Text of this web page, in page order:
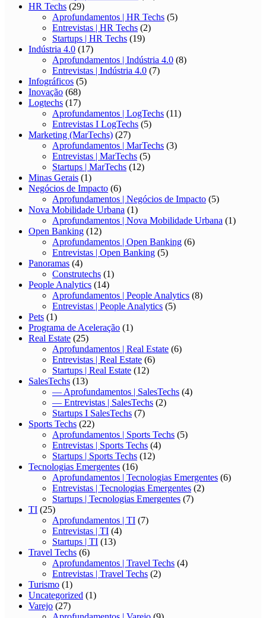
HR Techs (29)
Aprofundamentos | HR Techs (5)
Entrevistas | HR Techs (2)
Startups | HR Techs (19)
Indústria 4.0 (17)
Aprofundamentos | Indústria 4.0 (8)
Entrevistas | Indústria 4.0 (7)
Infográficos (5)
Inovação (68)
Logtechs (17)
Aprofundamentos | LogTechs (11)
Entrevistas I LogTechs (5)
Marketing (MarTechs) (27)
Aprofundamentos | MarTechs (3)
Entrevistas | MarTechs (5)
Startups | MarTechs (12)
Minas Gerais (1)
Negócios de Impacto (6)
Aprofundamentos | Negócios de Impacto (5)
Nova Mobilidade Urbana (1)
Aprofundamentos | Nova Mobilidade Urbana (1)
Open Banking (12)
Aprofundamentos | Open Banking (6)
Entrevistas | Open Banking (5)
Panoramas (4)
Construtechs (1)
People Analytics (14)
Aprofundamentos | People Analytics (8)
Entrevistas | People Analytics (5)
Pets (1)
Programa de Aceleração (1)
Real Estate (25)
Aprofundamentos | Real Estate (6)
Entrevistas | Real Estate (6)
Startups | Real Estate (12)
SalesTechs (13)
— Aprofundamentos | SalesTechs (4)
— Entrevistas | SalesTechs (2)
Startups I SalesTechs (7)
Sports Techs (22)
Aprofundamentos | Sports Techs (5)
Entrevistas | Sports Techs (4)
Startups | Sports Techs (12)
Tecnologias Emergentes (16)
Aprofundamentos | Tecnologias Emergentes (6)
Entrevistas | Tecnologias Emergentes (2)
Startups | Tecnologias Emergentes (7)
TI (25)
Aprofundamentos | TI (7)
Entrevistas | TI (4)
Startups | TI (13)
Travel Techs (6)
Aprofundamentos | Travel Techs (4)
Entrevistas | Travel Techs (2)
Turismo (1)
Uncategorized (1)
Varejo (27)